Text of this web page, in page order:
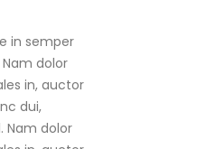
in semper
in, auctor
dui,
Nam dolor
in, auctor